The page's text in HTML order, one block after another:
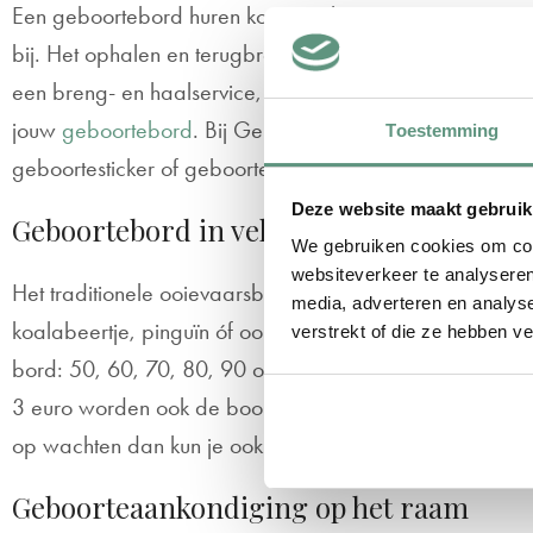
Toestemming
Deze website maakt
We gebruiken cookies om
websiteverkeer te
media, adverteren en
verstrekt of die ze hebben
Een geboortebord huren komt vaak neer op zo’n 10
bij. Het ophalen en terugbrengen van een
een breng- en haalservice, maar dat is er vaak wel
jouw geboortebord. Bij Geboorteplein laat je een
geboortesticker of geboortevlag zelfs al vanaf 28 en
Geboortebord in vele variaties
Het traditionele ooievaarsbord is tegenwoordig in
koalabeertje, pinguïn óf ooievaar. Een speciaal
bord: 50, 60, 70, 80, 90 of 100 centimeter. Bij de
3 euro worden ook de boorgaten in je geboortebord
op wachten dan kun je ook nog kiezen voor de optie
Geboorteaankondiging op het raam